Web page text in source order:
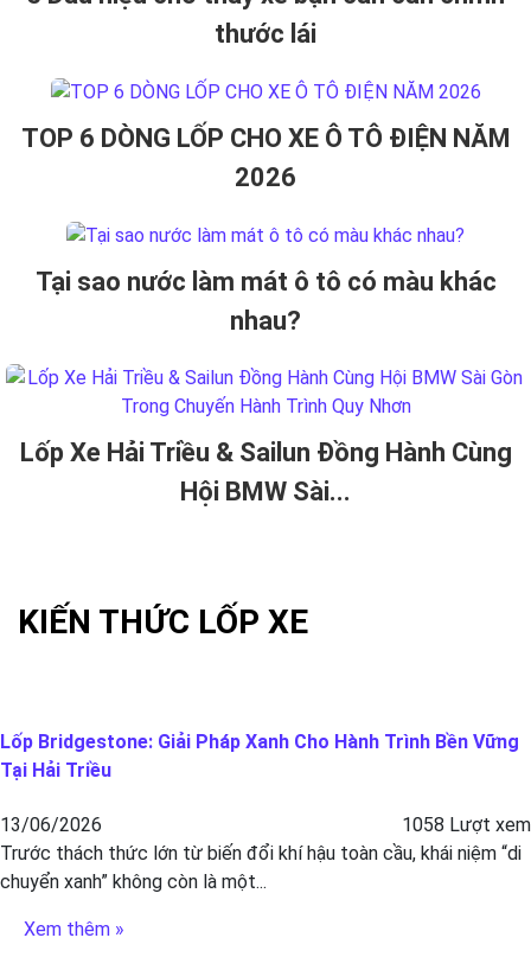
thước lái
TOP 6 DÒNG LỐP CHO XE Ô TÔ ĐIỆN NĂM
2026
Tại sao nước làm mát ô tô có màu khác
nhau?
Lốp Xe Hải Triều & Sailun Đồng Hành Cùng
Hội BMW Sài...
KIẾN THỨC LỐP XE
Lốp Bridgestone: Giải Pháp Xanh Cho Hành Trình Bền Vững
Tại Hải Triều
13/06/2026
1058 Lượt xem
Trước thách thức lớn từ biến đổi khí hậu toàn cầu, khái niệm “di
chuyển xanh” không còn là một...
Xem thêm »